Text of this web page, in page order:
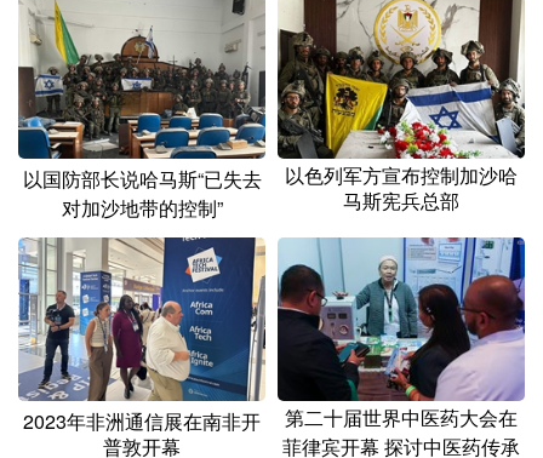
云南 西藏
陕西 甘肃 青海 宁夏
新疆 内蒙古 黑龙江
多语种频道
English Español Français عربى
Русский язык 日本語 한국어
Deutsch Português
以国防部长说哈马斯“已失去
对加沙地带的控制”
以色列军方宣布控制加沙哈
马斯宪兵总部
2023年非洲通信展在南非开
普敦开幕
第二十届世界中医药大会在
菲律宾开幕 探讨中医药传承